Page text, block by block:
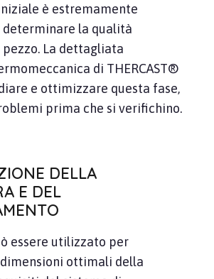
è estremamente
la qualità
La dettagliata
di THERCAST®
e ottimizzare questa fase,
prima che si verifichino.
DELLA
E DEL
essere utilizzato per
ottimali della